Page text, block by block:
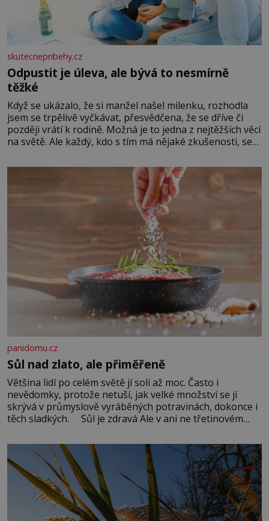
skutecnepribehy.cz
Odpustit je úleva, ale bývá to nesmírně
těžké
Když se ukázalo, že si manžel našel milenku, rozhodla
jsem se trpělivě vyčkávat, přesvědčena, že se dříve či
později vrátí k rodině. Možná je to jedna z nejtěžších věcí
na světě. Ale každý, kdo s tím má nějaké zkušenosti, se
Když se ke mně doneslo, že si manžel pořídil milenku,
panidomu.cz
Sůl nad zlato, ale přiměřeně
Většina lidí po celém světě jí soli až moc. Často i
nevědomky, protože netuší, jak velké množství se jí
skrývá v průmyslově vyráběných potravinách, dokonce i
těch sladkých. Sůl je zdravá Ale v ani ne třetinovém
základní složky– sodík a chlór – jsou zásadní pro
správné hospodaření